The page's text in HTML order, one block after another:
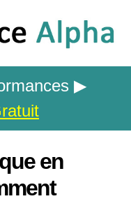
▶
en